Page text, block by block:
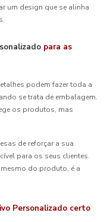
um design que se alinha
para as
podem fazer toda a
se trata de embalagem.
os produtos, mas
de reforçar a sua
para os seus clientes.
do produto, é a
Personalizado certo